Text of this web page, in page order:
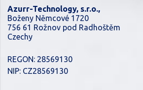
Azurr-Technology, s.r.o.,
Boženy Němcové 1720
756 61 Rožnov pod Radhoštěm
Czechy
REGON: 28569130
NIP: CZ28569130